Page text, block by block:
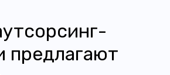
предлагают